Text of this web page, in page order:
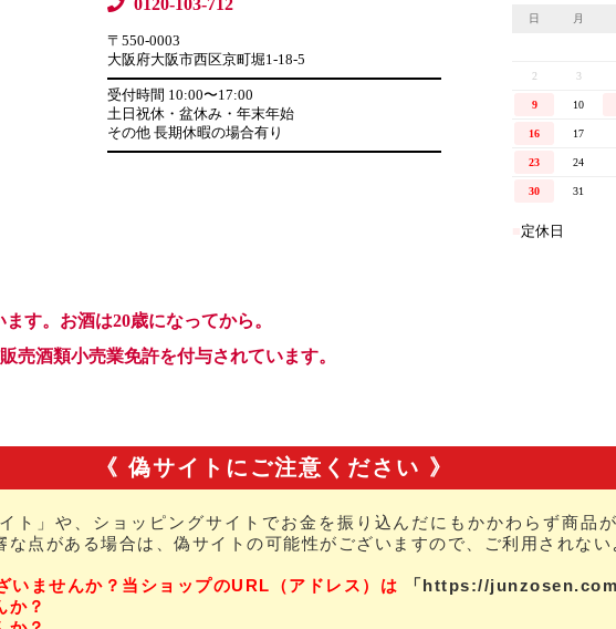
《 偽サイトにご注意ください 》
ト」や、ショッピングサイトでお金を振り込んだにもかかわらず商品
な点がある場合は、偽サイトの可能性がございますので、ご利用されない
いませんか？当ショップのURL（アドレス）は 「https://
か？